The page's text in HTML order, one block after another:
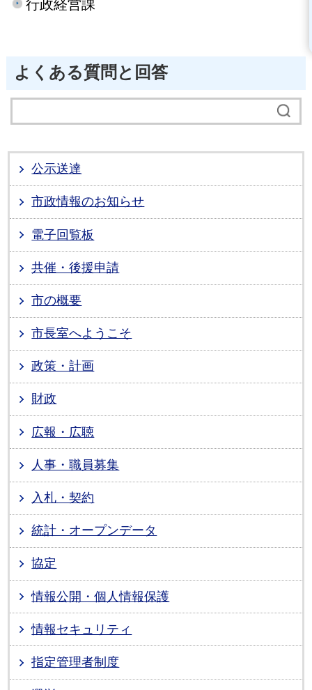
行政経営課
よくある質問と回答
公示送達
市政情報のお知らせ
電子回覧板
共催・後援申請
市の概要
市長室へようこそ
政策・計画
財政
広報・広聴
人事・職員募集
入札・契約
統計・オープンデータ
協定
情報公開・個人情報保護
情報セキュリティ
指定管理者制度